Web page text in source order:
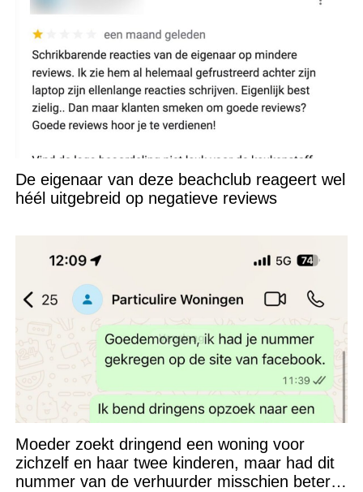
De eigenaar van deze beachclub reageert wel
héél uitgebreid op negatieve reviews
Moeder zoekt dringend een woning voor
zichzelf en haar twee kinderen, maar had dit
nummer van de verhuurder misschien beter